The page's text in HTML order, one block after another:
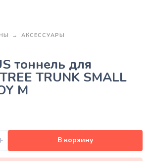
АКСЕССУАРЫ
тоннель для
TRUNK SMALL
M
В корзину